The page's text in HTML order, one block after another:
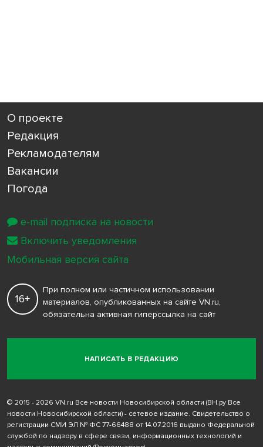
О проекте
Редакция
Рекламодателям
Вакансии
Погода
НАПИСАТЬ В РЕДАКЦИЮ
16+
При полном или частичном использовании
материалов, опубликованных на сайте VN.ru,
обязательна активная гиперссылка на сайт
© 2015 - 2026 VN.ru Все новости Новосибирской области (ВН.ру Все
новости Новосибирской области) - сетевое издание. Свидетельство о
регистрации СМИ ЭЛ № ФС 77-66488 от 14.07.2016 выдано Федеральной
службой по надзору в сфере связи, информационных технологий и
e-mail подписка на новости
Включить уведомления
Мобильная версия сайта